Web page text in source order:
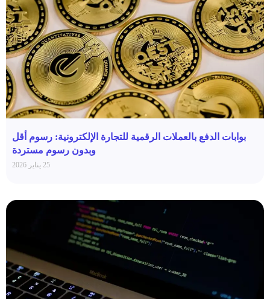
بوابات الدفع بالعملات الرقمية للتجارة الإلكترونية: رسوم أقل
وبدون رسوم مستردة
25 يناير 2026